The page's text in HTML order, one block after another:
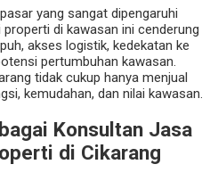
yang sangat dipengaruhi
di kawasan ini cenderung
akses logistik, kedekatan ke
pertumbuhan kawasan.
tidak cukup hanya menjual
kemudahan, dan nilai kawasan.
Konsultan Jasa
di Cikarang